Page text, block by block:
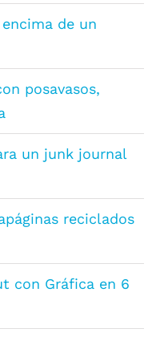
de un
posavasos,
un junk journal
reciclados
con Gráfica en 6